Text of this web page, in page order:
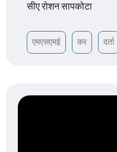
सीए रोशन सापकोटा
एमएसएमई कर दर्ता